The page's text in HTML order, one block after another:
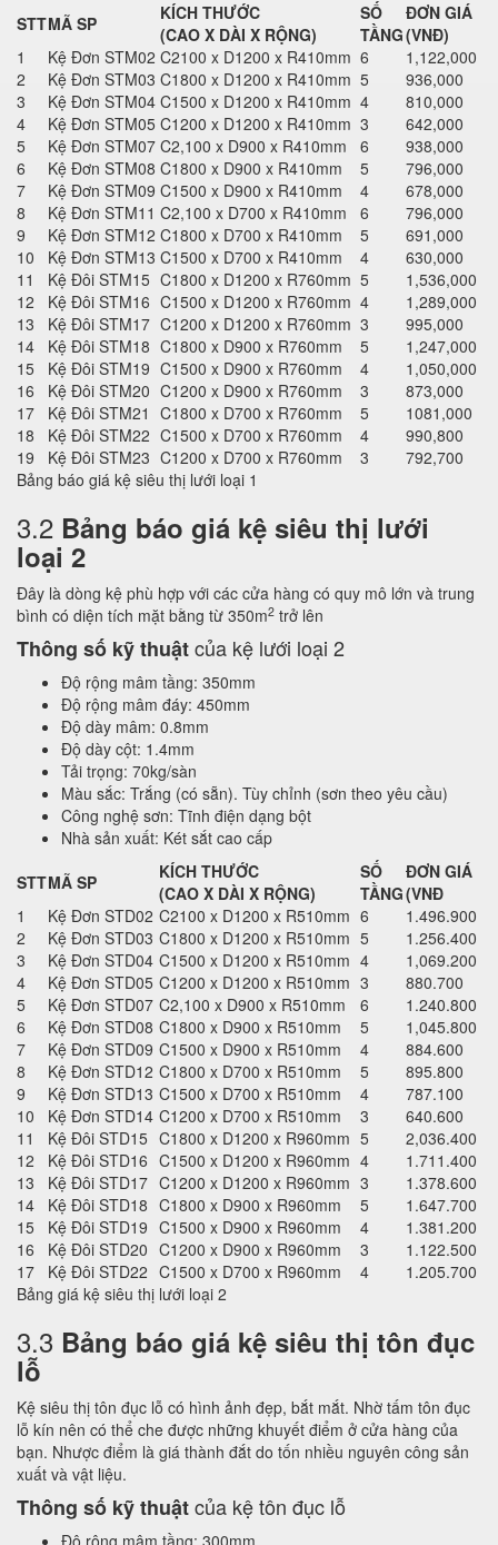
STTMÃ SP
KÍCH THƯỚC
(CAO X DÀI X RỘNG)
SỐ
TẦNG
ĐƠN GIÁ
(VNĐ)
1
Kệ Đơn STM02 C2100 x D1200 x R410mm 6
1,122,000
2
Kệ Đơn STM03 C1800 x D1200 x R410mm 5
936,000
3
Kệ Đơn STM04 C1500 x D1200 x R410mm 4
810,000
4
Kệ Đơn STM05 C1200 x D1200 x R410mm 3
642,000
5
Kệ Đơn STM07 C2,100 x D900 x R410mm 6
938,000
6
Kệ Đơn STM08 C1800 x D900 x R410mm 5
796,000
7
Kệ Đơn STM09 C1500 x D900 x R410mm 4
678,000
8
Kệ Đơn STM11 C2,100 x D700 x R410mm 6
796,000
9
Kệ Đơn STM12 C1800 x D700 x R410mm 5
691,000
10
Kệ Đơn STM13 C1500 x D700 x R410mm 4
630,000
11
Kệ Đôi STM15 C1800 x D1200 x R760mm 5
1,536,000
12
Kệ Đôi STM16 C1500 x D1200 x R760mm 4
1,289,000
13
Kệ Đôi STM17 C1200 x D1200 x R760mm 3
995,000
14
Kệ Đôi STM18 C1800 x D900 x R760mm 5
1,247,000
15
Kệ Đôi STM19 C1500 x D900 x R760mm 4
1,050,000
16
Kệ Đôi STM20 C1200 x D900 x R760mm 3
873,000
17
Kệ Đôi STM21 C1800 x D700 x R760mm 5
1081,000
18
Kệ Đôi STM22 C1500 x D700 x R760mm 4
990,800
19
Kệ Đôi STM23 C1200 x D700 x R760mm 3
792,700
Bảng báo giá kệ siêu thị lưới loại 1
3.2 Bảng báo giá kệ siêu thị lưới
loại 2
Đây là dòng kệ phù hợp với các cửa hàng có quy mô lớn và trung
bình có diện tích mặt bằng từ 350m2 trở lên
Thông số kỹ thuậtcủa kệ lưới loại 2
Độ rộng mâm tầng: 350mm
Độ rộng mâm đáy: 450mm
Độ dày mâm: 0.8mm
Độ dày cột: 1.4mm
Tải trọng: 70kg/sàn
Màu sắc: Trắng (có sẵn). Tùy chỉnh (sơn theo yêu cầu)
Công nghệ sơn: Tĩnh điện dạng bột
Nhà sản xuất: Két sắt cao cấp
STTMÃ SP
KÍCH THƯỚC
(CAO X DÀI X RỘNG)
SỐ
TẦNG
ĐƠN GIÁ
(VNĐ
1
Kệ Đơn STD02 C2100 x D1200 x R510mm 6
1.496.900
2
Kệ Đơn STD03 C1800 x D1200 x R510mm 5
1.256.400
3
Kệ Đơn STD04 C1500 x D1200 x R510mm 4
1,069.200
4
Kệ Đơn STD05 C1200 x D1200 x R510mm 3
880.700
5
Kệ Đơn STD07 C2,100 x D900 x R510mm 6
1.240.800
6
Kệ Đơn STD08 C1800 x D900 x R510mm 5
1,045.800
7
Kệ Đơn STD09 C1500 x D900 x R510mm 4
884.600
8
Kệ Đơn STD12 C1800 x D700 x R510mm 5
895.800
9
Kệ Đơn STD13 C1500 x D700 x R510mm 4
787.100
10
Kệ Đơn STD14 C1200 x D700 x R510mm 3
640.600
11
Kệ Đôi STD15 C1800 x D1200 x R960mm 5
2,036.400
12
Kệ Đôi STD16 C1500 x D1200 x R960mm 4
1.711.400
13
Kệ Đôi STD17 C1200 x D1200 x R960mm 3
1.378.600
14
Kệ Đôi STD18 C1800 x D900 x R960mm 5
1.647.700
15
Kệ Đôi STD19 C1500 x D900 x R960mm 4
1.381.200
16
Kệ Đôi STD20 C1200 x D900 x R960mm 3
1.122.500
17
Kệ Đôi STD22 C1500 x D700 x R960mm 4
1.205.700
Bảng giá kệ siêu thị lưới loại 2
3.3 Bảng báo giá kệ siêu thị tôn đục
lỗ
Kệ siêu thị tôn đục lỗ có hình ảnh đẹp, bắt mắt. Nhờ tấm tôn đục
lỗ kín nên có thể che được những khuyết điểm ở cửa hàng của
bạn. Nhược điểm là giá thành đắt do tốn nhiều nguyên công sản
xuất và vật liệu.
Thông số kỹ thuậtcủa kệ tôn đục lỗ
Độ rộng mâm tầng: 300mm